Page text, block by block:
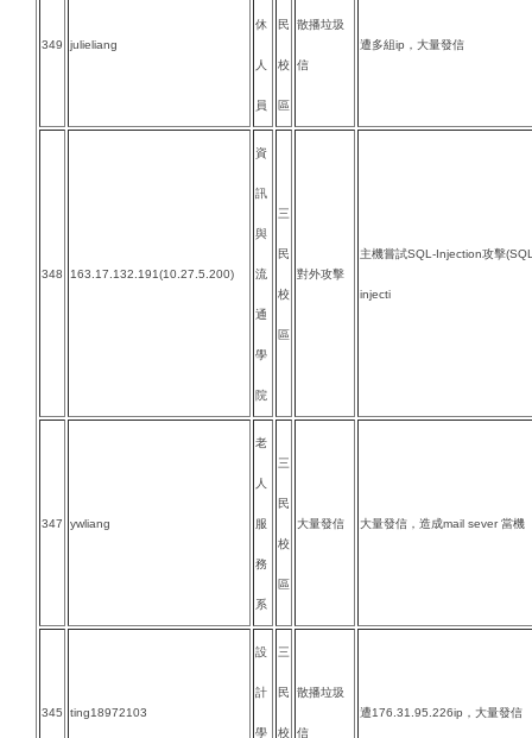
349 julieliang
休
人
員
民
校
區
散播垃圾
信
遭多組ip，大量發信
348 163.17.132.191(10.27.5.200)
資
訊
與
流
通
學
院
三
民
校
區
對外攻擊
主機嘗試SQL-Injection攻擊
injecti
347 ywliang
老
人
服
務
系
三
民
校
區
大量發信 大量發信，造成mail sever 當機
345 ting18972103
設
計
學
三
民
校
散播垃圾
信
遭176.31.95.226ip，大量發信